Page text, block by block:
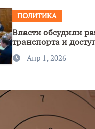
ПОЛИТИКА
Власти обсудили
транспорта и
региона
Апр 1, 2026